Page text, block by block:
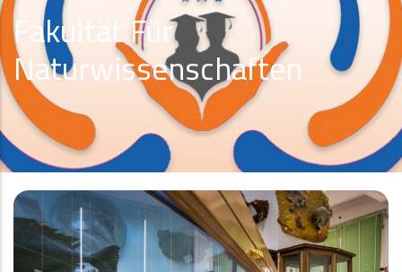
Fakultät Für
Naturwissenschaften